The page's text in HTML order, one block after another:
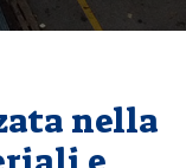
nella